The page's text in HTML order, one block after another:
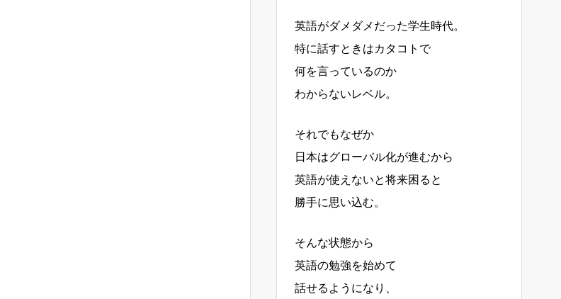
英語がダメダメだった学生時代。
特に話すときはカタコトで
何を言っているのか
わからないレベル。
それでもなぜか
日本はグローバル化が進むから
英語が使えないと将来困ると
勝手に思い込む。
そんな状態から
英語の勉強を始めて
話せるようになり、